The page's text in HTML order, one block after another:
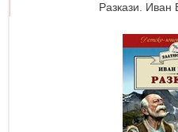
Разкази. Иван